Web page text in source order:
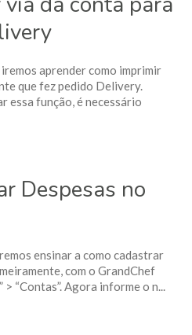
aprender como imprimir
que fez pedido Delivery.
essa função, é necessário
Despesas no
ensinar a como cadastrar
com o GrandChef
“Contas”. Agora informe o n...